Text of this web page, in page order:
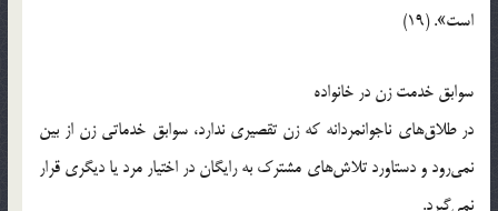
است». (19)
سوابق خدمت زن در خانواده
در طلاق‌ها‌ی‌ ناجوانمردانه که زن تقصیری ندارد، سوابق خدماتی زن از بین
نمی‌رود و دستاورد تلاش‌ها‌ی‌ مشترک به رایگان در اختیار مرد یا دیگری قرار